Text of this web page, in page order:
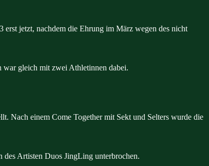
erst jetzt, nachdem die Ehrung im März wegen des nicht
war gleich mit zwei Athletinnen dabei.
Nach einem Come Together mit Sekt und Selters wurde die
Artisten Duos JingLing unterbrochen.